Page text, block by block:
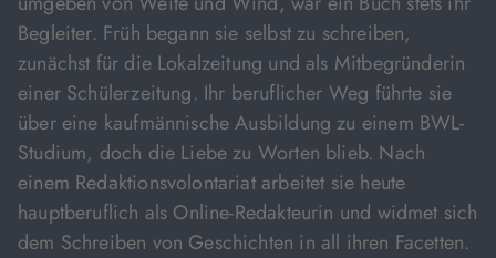
Begleiter. Früh begann sie selbst zu schreiben,
zunächst für die Lokalzeitung und als Mitbegründerin
einer Schülerzeitung. Ihr beruflicher Weg führte sie
über eine kaufmännische Ausbildung zu einem BWL-
Studium, doch die Liebe zu Worten blieb. Nach
einem Redaktionsvolontariat arbeitet sie heute
hauptberuflich als Online-Redakteurin und widmet sich
dem Schreiben von Geschichten in all ihren Facetten.